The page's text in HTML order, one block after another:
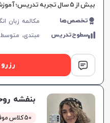
بیش از ۵ سال تجربه
مکالمه و اعتمادبه‌نفس.
تخصص‌ها
سطوح‌تدریس مبتدی، متوسط
بنفشه
50 کلاس موفق